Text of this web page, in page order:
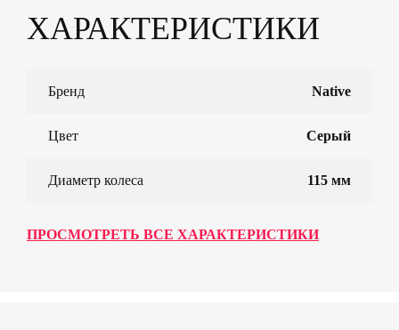
ХАРАКТЕРИСТИКИ
Бренд Native
Цвет Серый
Диаметр колеса 115 мм
ПРОСМОТРЕТЬ ВСЕ ХАРАКТЕРИСТИКИ